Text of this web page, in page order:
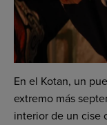
En el Kotan, un
extremo más
interior de un cise